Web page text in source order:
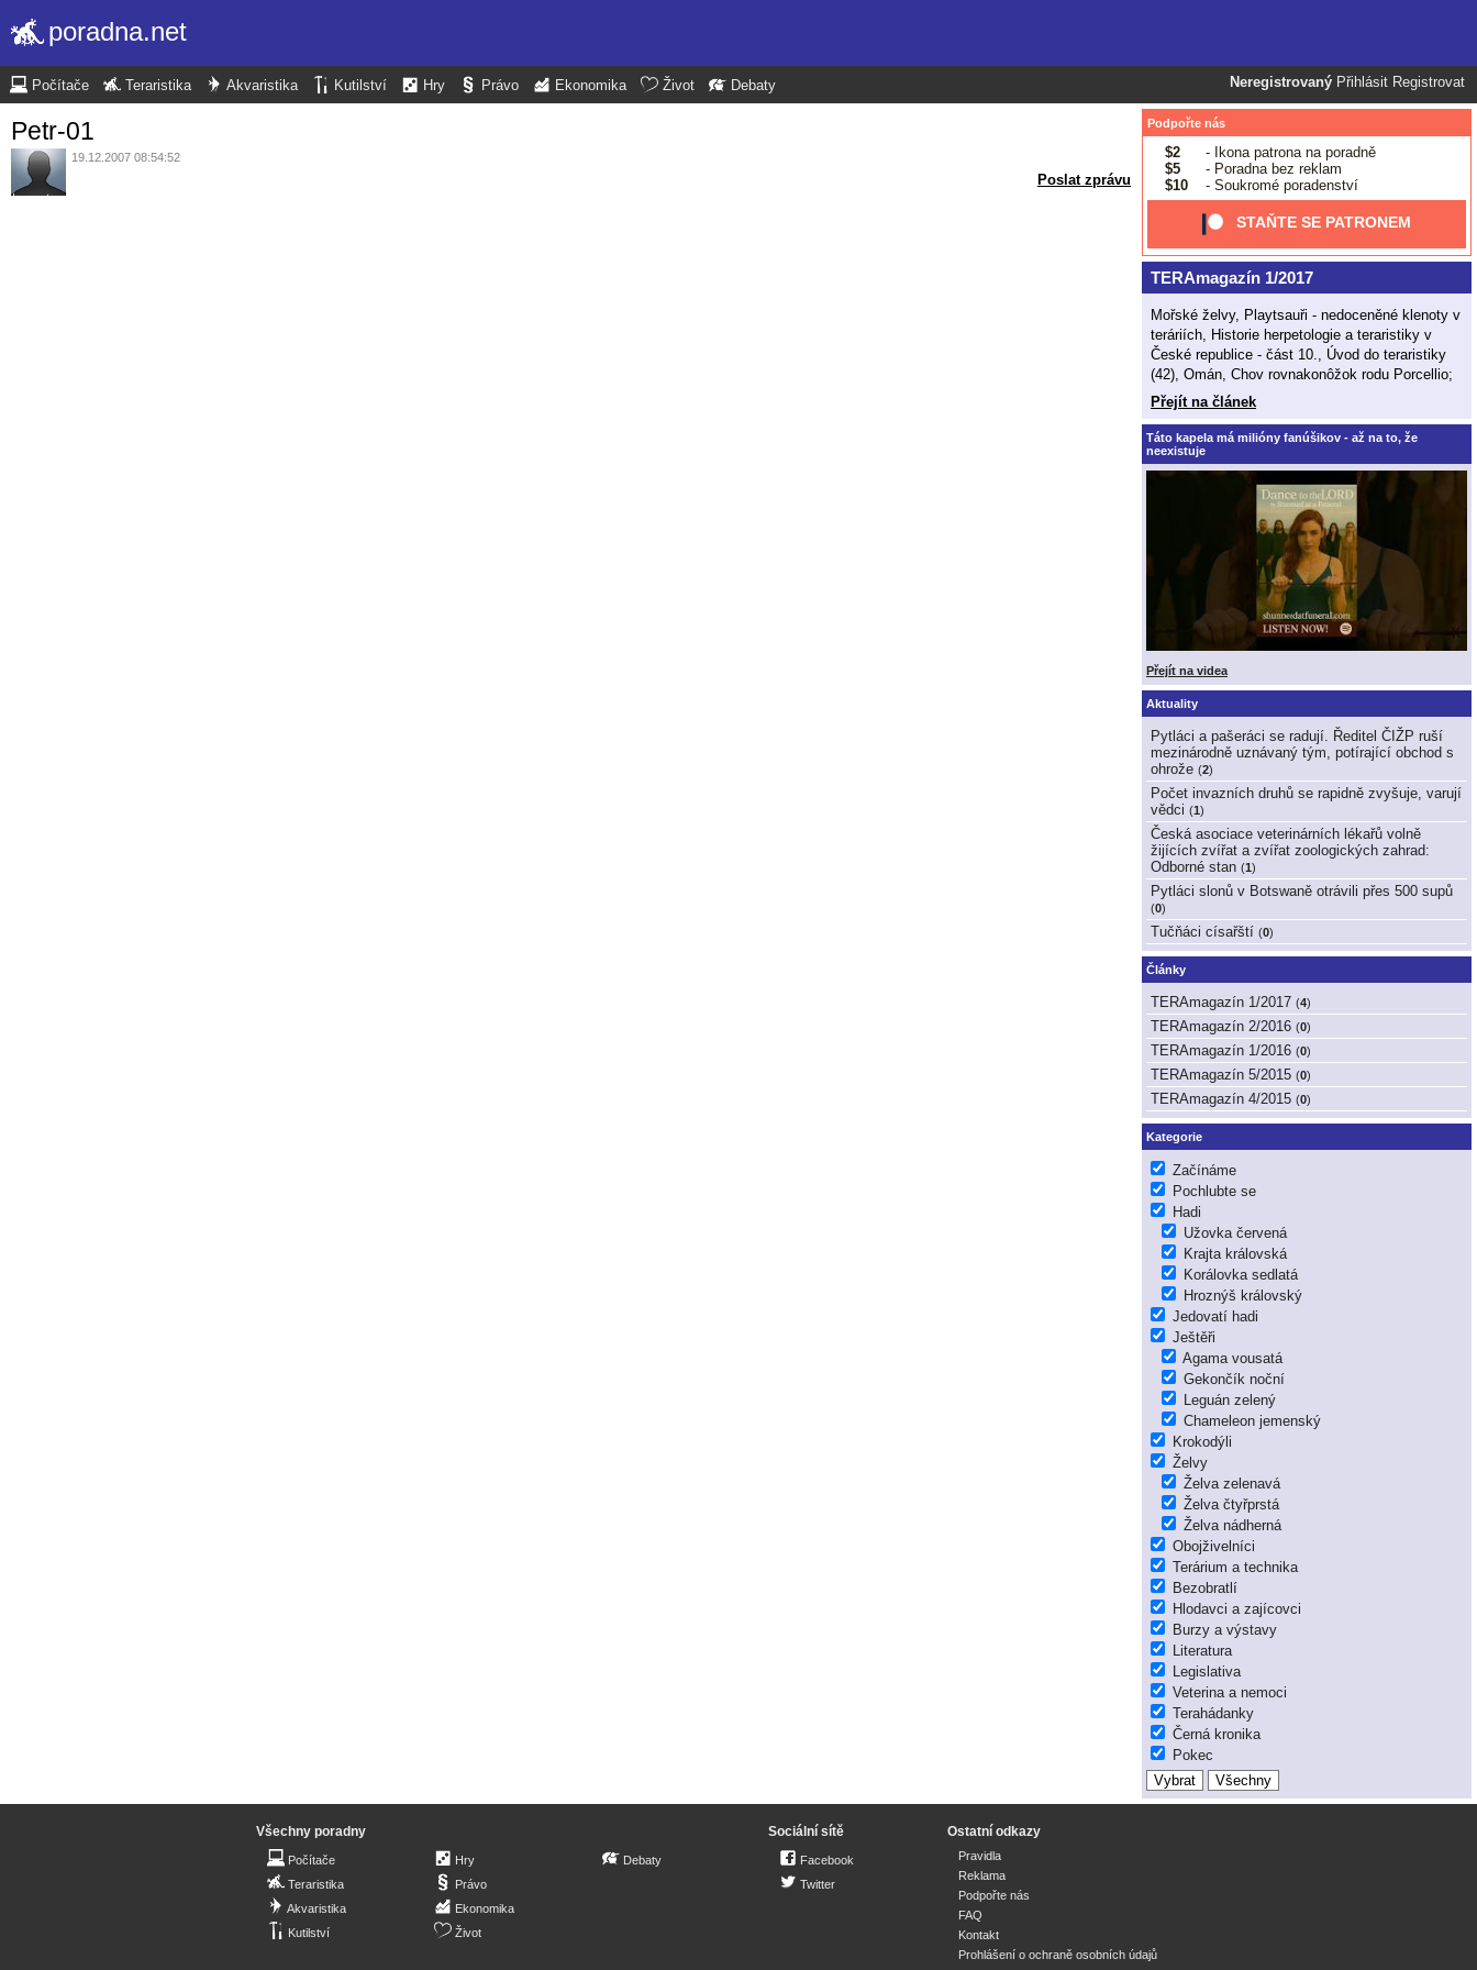
poradna.net
Neregistrovaný Přihlásit Registrovat
Počítače Teraristika Akvaristika Kutilství Hry Právo Ekonomika Život Debaty
Petr-01
19.12.2007 08:54:52
Poslat zprávu
Podpořte nás
$2
- Ikona patrona na poradně
$5
- Poradna bez reklam
$10
- Soukromé poradenství
STAŇTE SE PATRONEM
TERAmagazín 1/2017
Mořské želvy, Playtsauři - nedoceněné klenoty v
teráriích, Historie herpetologie a teraristiky v
České republice - část 10., Úvod do teraristiky
(42), Omán, Chov rovnakonôžok rodu Porcellio;
Přejít na článek
Táto kapela má milióny fanúšikov - až na to, že
neexistuje
Přejít na videa
Aktuality
Pytláci a pašeráci se radují. Ředitel ČIŽP ruší
mezinárodně uznávaný tým, potírající obchod s
ohrože (2)
Počet invazních druhů se rapidně zvyšuje, varují
vědci (1)
Česká asociace veterinárních lékařů volně
žijících zvířat a zvířat zoologických zahrad:
Odborné stan (1)
Pytláci slonů v Botswaně otrávili přes 500 supů
(0)
Tučňáci císařští (0)
Články
TERAmagazín 1/2017 (4)
TERAmagazín 2/2016 (0)
TERAmagazín 1/2016 (0)
TERAmagazín 5/2015 (0)
TERAmagazín 4/2015 (0)
Kategorie
Začínáme
Pochlubte se
Hadi
Užovka červená
Krajta královská
Korálovka sedlatá
Hroznýš královský
Jedovatí hadi
Ještěři
Agama vousatá
Gekončík noční
Leguán zelený
Chameleon jemenský
Krokodýli
Želvy
Želva zelenavá
Želva čtyřprstá
Želva nádherná
Obojživelníci
Terárium a technika
Bezobratlí
Hlodavci a zajícovci
Burzy a výstavy
Literatura
Legislativa
Veterina a nemoci
Terahádanky
Černá kronika
Pokec
Všechny poradny
Počítače
Teraristika
Akvaristika
Kutilství
Hry
Právo
Ekonomika
Život
Debaty
Sociální sítě
Facebook
Twitter
Ostatní odkazy
Pravidla
Reklama
Podpořte nás
FAQ
Kontakt
Prohlášení o ochraně osobních údajů